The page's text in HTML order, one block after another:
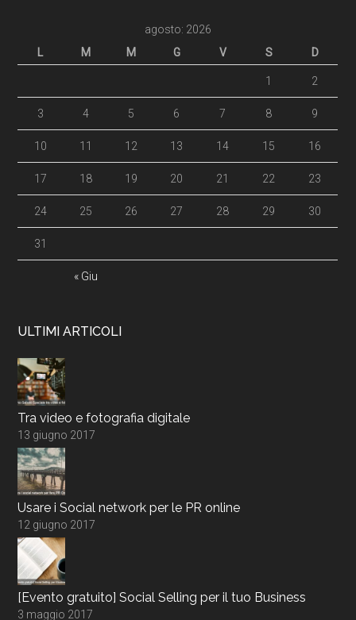
agosto: 2026
L
M M G V S D
« Giu
1 2
3 4 5 6 7 8 9
10 11 12 13 14 15 16
17 18 19 20 21 22 23
24 25 26 27 28 29 30
31
ULTIMI ARTICOLI
Tra video e fotografia digitale
13 giugno 2017
Usare i Social network per le PR online
12 giugno 2017
[Evento gratuito] Social Selling per il tuo Business
3 maggio 2017